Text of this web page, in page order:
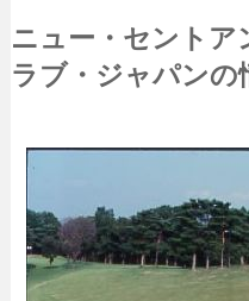
ニュー・セントア
ラブ・ジャパンの